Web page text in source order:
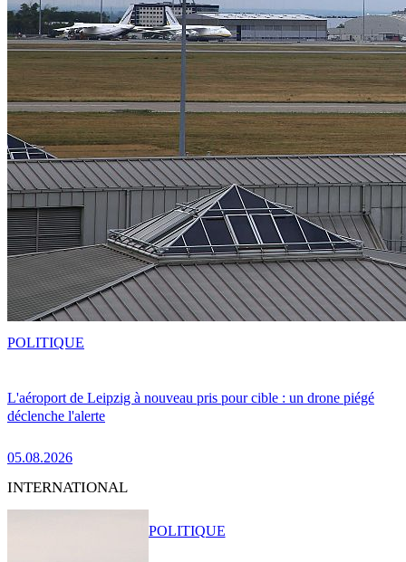
L'aéroport de Leipzig à nouveau pris pour cible : un drone piégé
déclenche l'alerte
05.08.2026
POLITIQUE
INTERNATIONAL
POLITIQUE